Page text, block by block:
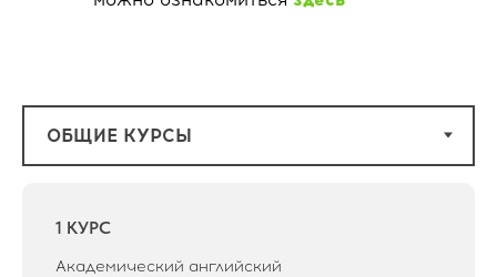
1 КУРС
Академический английский